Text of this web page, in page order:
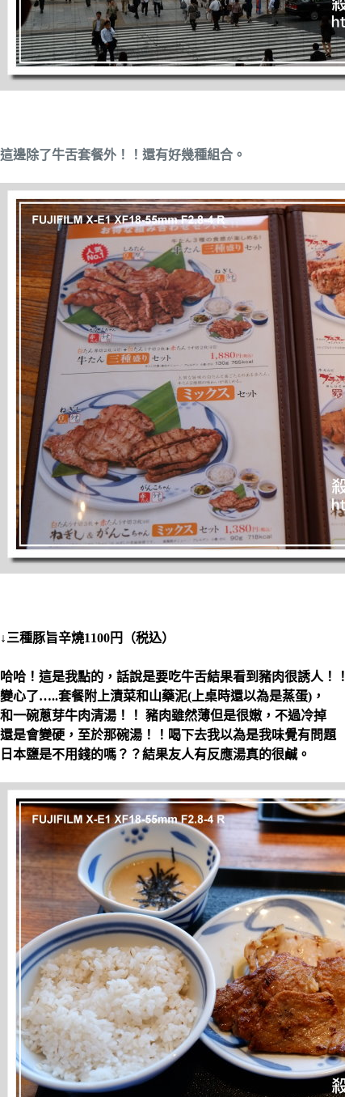
這邊除了牛舌套餐外！！還有好幾種組合。
↓三種豚旨辛燒1100円（税込）
哈哈！這是我點的，話說是要吃牛舌結果看到豬肉很誘人！！
變心了…..套餐附上漬菜和山藥泥(上桌時還以為是蒸蛋)，
和一碗蔥芽牛肉清湯！！ 豬肉雖然薄但是很嫩，不過冷掉
還是會變硬，至於那碗湯！！喝下去我以為是我味覺有問題
日本鹽是不用錢的嗎？？結果友人有反應湯真的很鹹。